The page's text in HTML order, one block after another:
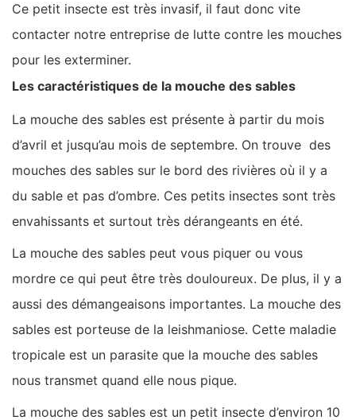
Ce petit insecte est très invasif, il faut donc vite
contacter notre entreprise de lutte contre les mouches
pour les exterminer.
Les caractéristiques de la mouche des sables
La mouche des sables est présente à partir du mois
d’avril et jusqu’au mois de septembre. On trouve des
mouches des sables sur le bord des rivières où il y a
du sable et pas d’ombre. Ces petits insectes sont très
envahissants et surtout très dérangeants en été.
La mouche des sables peut vous piquer ou vous
mordre ce qui peut être très douloureux. De plus, il y a
aussi des démangeaisons importantes. La mouche des
sables est porteuse de la leishmaniose. Cette maladie
tropicale est un parasite que la mouche des sables
nous transmet quand elle nous pique.
La mouche des sables est un petit insecte d’environ 10